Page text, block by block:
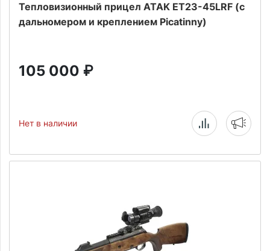
Тепловизионный прицел ATAK ET23-45LRF (с
дальномером и креплением Picatinny)
105 000 ₽
Нет в наличии